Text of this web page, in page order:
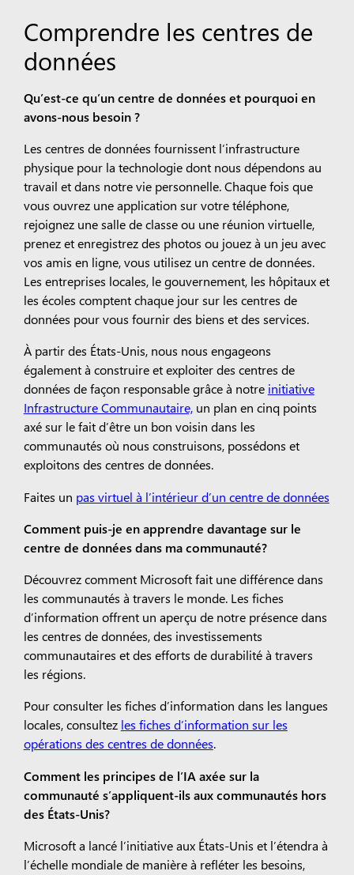
Comprendre les centres de
données
Qu’est-ce qu’un centre de données et pourquoi en
avons-nous besoin ?
Les centres de données fournissent l’infrastructure
physique pour la technologie dont nous dépendons au
travail et dans notre vie personnelle. Chaque fois que
vous ouvrez une application sur votre téléphone,
rejoignez une salle de classe ou une réunion virtuelle,
prenez et enregistrez des photos ou jouez à un jeu avec
vos amis en ligne, vous utilisez un centre de données.
Les entreprises locales, le gouvernement, les hôpitaux et
les écoles comptent chaque jour sur les centres de
données pour vous fournir des biens et des services.
À partir des États-Unis, nous nous engageons
également à construire et exploiter des centres de
données de façon responsable grâce à notre initiative
Infrastructure Communautaire,un plan en cinq points
axé sur le fait d’être un bon voisin dans les
communautés où nous construisons, possédons et
exploitons des centres de données.
Faites un pas virtuel à l’intérieur d’un centre de données
Comment puis-je en apprendre davantage sur le
centre de données dans ma communauté?
Découvrez comment Microsoft fait une différence dans
les communautés à travers le monde. Les fiches
d’information offrent un aperçu de notre présence dans
les centres de données, des investissements
communautaires et des efforts de durabilité à travers
les régions.
Pour consulter les fiches d’information dans les langues
locales, consultez les fiches d’information sur les
opérations des centres de données.
Comment les principes de l’IA axée sur la
communauté s’appliquent-ils aux communautés hors
des États-Unis?
Microsoft a lancé l’initiative aux États-Unis et l’étendra à
l’échelle mondiale de manière à refléter les besoins,